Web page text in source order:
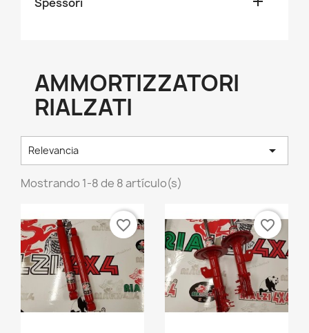
AMMORTIZZATORI
RIALZATI
Relevancia 
Mostrando 1-8 de 8 artículo(s)
favorite_border favorite_border